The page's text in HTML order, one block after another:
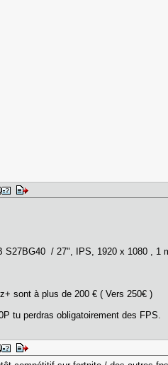
S27BG40 / 27", IPS, 1920 x 1080 , 1
sont à plus de 200 € ( Vers 250€ )
tu perdras obligatoirement des FPS.